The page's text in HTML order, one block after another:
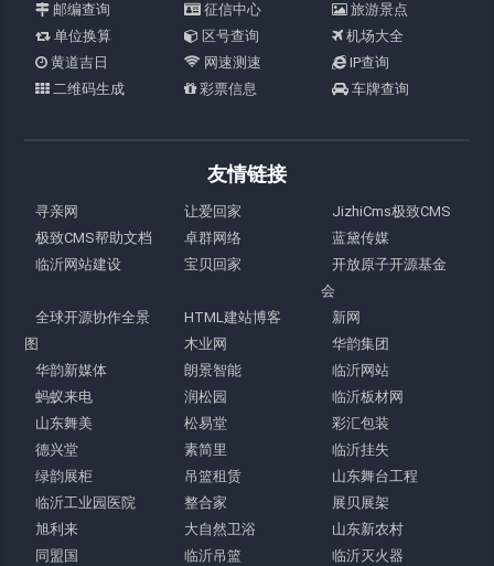
邮编查询
征信中心
旅游景点
单位换算
区号查询
机场大全
黄道吉日
网速测速
IP查询
二维码生成
彩票信息 车牌查询
友情链接
寻亲网 让爱回家
JizhiCms极致CMS
极致CMS帮助文档
卓群网络
蓝黛传媒
临沂网站建设
宝贝回家
开放原子开源基金
会
全球开源协作全景
图
HTML建站博客
新网
木业网
华韵集团
华韵新媒体
朗景智能
临沂网站
蚂蚁来电
润松园
临沂板材网
山东舞美
松易堂
彩汇包装
德兴堂
素简里
临沂挂失
绿韵展柜
吊篮租赁
山东舞台工程
临沂工业园医院
整合家
展贝展架
旭利来
大自然卫浴
山东新农村
同盟国
临沂吊篮
临沂灭火器